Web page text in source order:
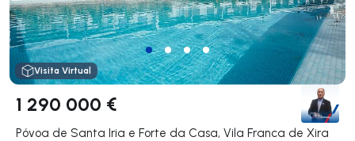
Visita Virtual
1 290 000 €
Póvoa de Santa Iria e Forte da Casa, Vila Franca de Xira